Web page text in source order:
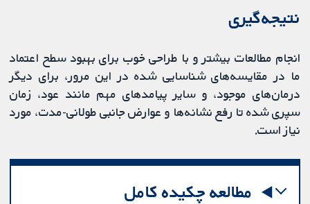
نتیجه‌گیری
انجام مطالعات بیشتر و با طراحی خوب برای بهبود سطح اعتماد
ما در مقایسه‌های شناسایی شده در این مرور، برای دیگر
درمان‌های موجود، و سایر پیامدهای مهم مانند عود، زمان
سپری شده تا رفع نشانه‌ها و عوارض جانبی طولانی-مدت، مورد
نیاز است.
مطالعه چکیده کامل